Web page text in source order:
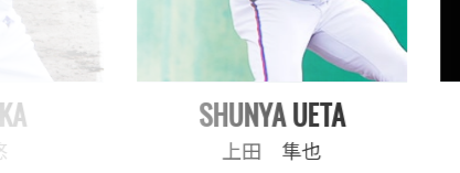
SHUNYA UETA
上田 隼也